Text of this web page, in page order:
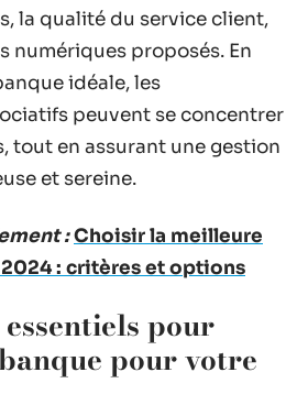
la qualité du service client,
numériques proposés. En
idéale, les
peuvent se concentrer
tout en assurant une gestion
et sereine.
:Choisir la meilleure
: critères et options
pour
pour votre